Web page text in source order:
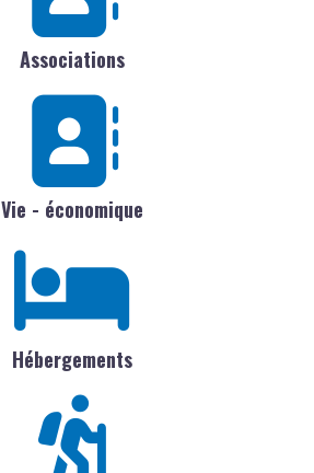
Associations
Vie - économique
Hébergements